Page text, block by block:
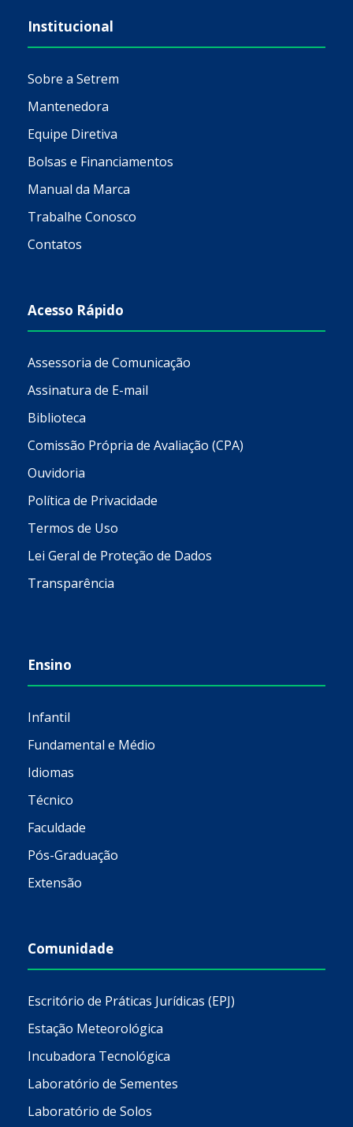
Institucional
Sobre a Setrem
Mantenedora
Equipe Diretiva
Bolsas e Financiamentos
Manual da Marca
Trabalhe Conosco
Contatos
Acesso Rápido
Assessoria de Comunicação
Assinatura de E-mail
Biblioteca
Comissão Própria de Avaliação (CPA)
Ouvidoria
Política de Privacidade
Termos de Uso
Lei Geral de Proteção de Dados
Transparência
Ensino
Infantil
Fundamental e Médio
Idiomas
Técnico
Faculdade
Pós-Graduação
Extensão
Comunidade
Escritório de Práticas Jurídicas (EPJ)
Estação Meteorológica
Incubadora Tecnológica
Laboratório de Sementes
Laboratório de Solos